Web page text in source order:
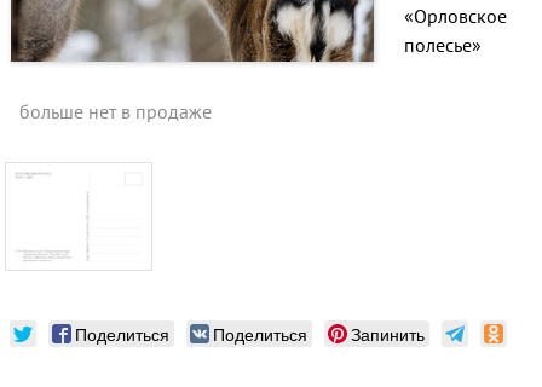
«Орловское
полесье»
больше нет в продаже
Поделиться Поделиться Запинить